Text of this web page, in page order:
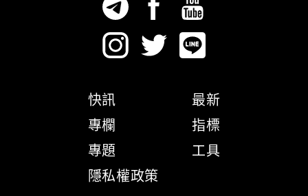
快訊
專欄
專題
隱私權政策
最新
指標
工具